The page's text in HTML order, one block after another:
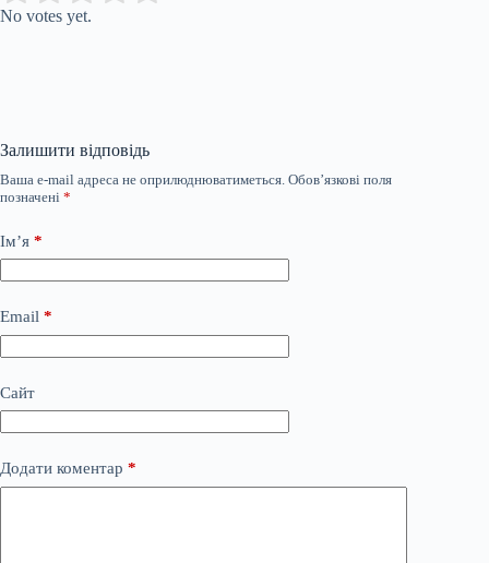
No votes yet.
Залишити відповідь
Ваша e-mail адреса не оприлюднюватиметься. Обов’язкові поля
позначені *
Ім’я *
Email *
Сайт
Додати коментар *